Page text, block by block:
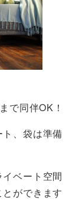
で同伴OK！
、袋は準備
ベート空間
ができます